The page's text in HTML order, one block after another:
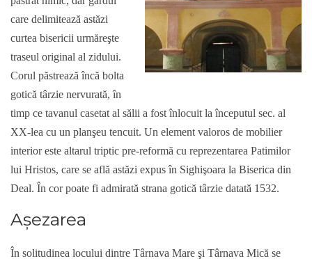
care delimitează astăzi
curtea bisericii urmăreşte
traseul original al zidului.
Corul păstrează încă bolta
gotică târzie nervurată, în
timp ce tavanul casetat al sălii a fost înlocuit la începutul sec. al
XX-lea cu un planşeu tencuit. Un element valoros de mobilier
interior este altarul triptic pre-reformă cu reprezentarea Patimilor
lui Hristos, care se află astăzi expus în Sighişoara la Biserica din
Deal. În cor poate fi admirată strana gotică târzie datată 1532.
Aşezarea
În solitudinea locului dintre Târnava Mare şi Târnava Mică se